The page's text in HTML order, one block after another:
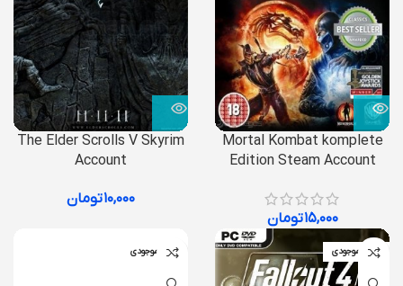
Mortal Kombat komplete
Edition Steam Account
۱۵,۰۰۰تومان
The Elder Scrolls V Skyrim
Account
۱۰,۰۰۰تومان
اتمام موجودی اتمام موجودی